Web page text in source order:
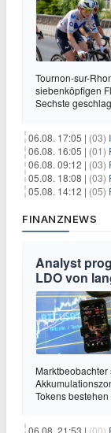
Tournon-sur-
siebenköpfigen
Sechste
06.08. 17:05 | (03)
06.08. 16:05 | (01)
06.08. 09:12 | (03)
05.08. 18:08 | (03)
05.08. 14:12 | (05)
FINANZNEWS
Analyst
LDO von
Tokens
06.08. 21:53 | (00)